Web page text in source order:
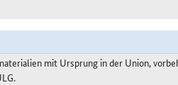
mit Ursprung in der Union,